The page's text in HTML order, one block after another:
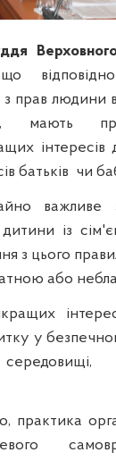
що
прав людини
мають
інтересів
батьків чи
важливе
дитини із
з цього
або
у
практика